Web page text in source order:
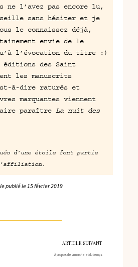
ne l’avez pas encore lu,
sans hésiter et je
le connaissez déjà,
envie de le
l’évocation du titre :)
éditions des Saint
les manuscrits
à-dire raturés et
marquantes viennent
paraître La nuit des
d’une étoile font partie
d’affiliation.
publié le15 février 2019
ARTICLE SUIVANT
À propos de la marche et du temps